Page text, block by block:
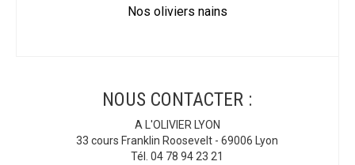
Nos oliviers nains
NOUS CONTACTER :
A L'OLIVIER LYON
33 cours Franklin Roosevelt - 69006 Lyon
Tél. 04 78 94 23 21